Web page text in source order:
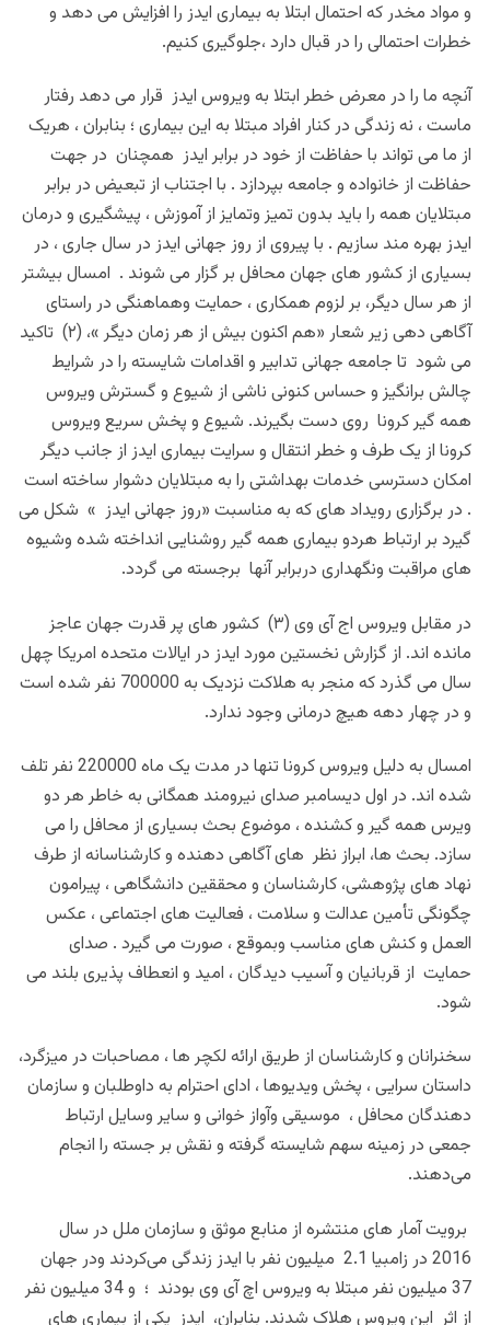
و مواد مخدر که احتمال ابتلا به بیماری ایدز را افزایش می دهد و
خطرات احتمالی را در قبال دارد ،جلوگیری کنیم.‌
آنچه ما را در معرض خطر ابتلا به ویروس ایدز قرار می دهد رفتار
ماست ، نه زندگی در کنار افراد مبتلا به این بیماری ؛ بنابران ، هریک
از ما می تواند با حفاظت از خود در برابر ایدز همچنان در جهت
حفاظت از خانواده و جامعه بپردازد . با اجتناب از تبعیض در برابر
مبتلایان همه را باید بدون تمیز و‌تمایز از آموزش ، پیشگیری و درمان
ایدز بهره مند سازیم . با پیروی از روز جهانی ایدز در سال جاری ، در
بسیاری از کشور های جهان محافل بر گزار می شوند . امسال بیشتر
از هر سال دیگر، بر لزوم همکاری ، حمایت و‌هماهنگی در راستای
آگاهی دهی ‌زیر شعار «هم اکنون بیش از هر زمان دیگر »، (۲)
تاکید
می شود تا جامعه جهانی تدابیر و اقدامات شایسته را در شرایط
چالش برانگیز و حساس کنونی ناشی از شیوع و گسترش ویروس
همه گیر کرونا روی دست بگیرند. شیوع و پخش سریع ویروس
کرونا از یک طرف و خطر انتقال و سرایت بیماری ایدز از جانب دیگر
امکان دسترسی خدمات بهداشتی را به مبتلایان دشوار ساخته است
. در برگزاری رویداد های که به مناسبت «روز جهانی ایدز » شکل می
گیرد بر ارتباط هردو‌ بیماری همه گیر روشنایی انداخته شده وشیوه
های مراقبت ونگهداری دربرابر آنها برجسته می گردد.
در مقابل ویروس اج آی وی (۳)
کشور های پر قدرت جهان عاجز
مانده اند. از گزارش نخستین مورد ایدز در ایالات متحده امریکا چهل
سال می گذرد که منجر به هلاکت نزدیک به 700000 نفر شده است
و در چهار دهه هیچ درمانی وجود ندارد.
امسال به دلیل ویروس کرونا تنها در مدت یک ‌ماه 220000 نفر تلف
شده اند. در اول دیسامبر صدای نیرومند همگانی به خاطر هر دو
‌ویرس همه گیر و کشنده ، موضوع بحث بسیاری از محافل را می
سازد. بحث ها، ابراز نظر های آگاهی دهنده ‌و کارشناسانه از طرف
نهاد های پژوهشی، کارشناسان و محققین دانشگاهی ، پیرامون
چگونگی تأمین عدالت و سلامت ، فعالیت های اجتماعی ، عکس
العمل و کنش های مناسب وبموقع ، صورت می گیرد . صدای
حمایت از قربانیان و آسیب دیدگان ، امید و انعطاف پذیری بلند می
شود.
سخنرانان و کارشناسان از طریق ارائه لکچر ها ، مصاحبات در میزگرد،
داستان سرایی ، پخش ویدیوها ، ادای احترام به داوطلبان و سازمان
دهندگان محافل ، موسیقی ‌وآواز خوانی و سایر وسایل ارتباط
جمعی در زمینه سهم شایسته گرفته و نقش بر جسته را انجام
می‌دهند.
برویت آمار های منتشره از منابع موثق و سازمان ملل در سال
2016 در زامبیا 2.1 میلیون نفر با ایدز زندگی می‌کردند ودر جهان‌
37 میلیون نفر مبتلا به ویروس اچ آی وی بودند ؛ و 34 میلیون نفر
از اثر این ویروس هلاک شدند. بنابران، ایدز یکی از بیماری های